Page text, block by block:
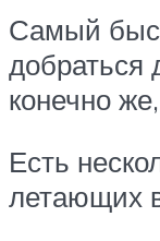
Самый
добраться
конечно
Есть
летающих